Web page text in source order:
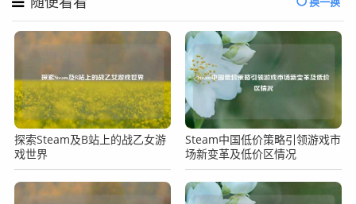
探索Steam及B站上的战乙女游
戏世界
Steam中国低价策略引领游戏市
场新变革及低价区情况